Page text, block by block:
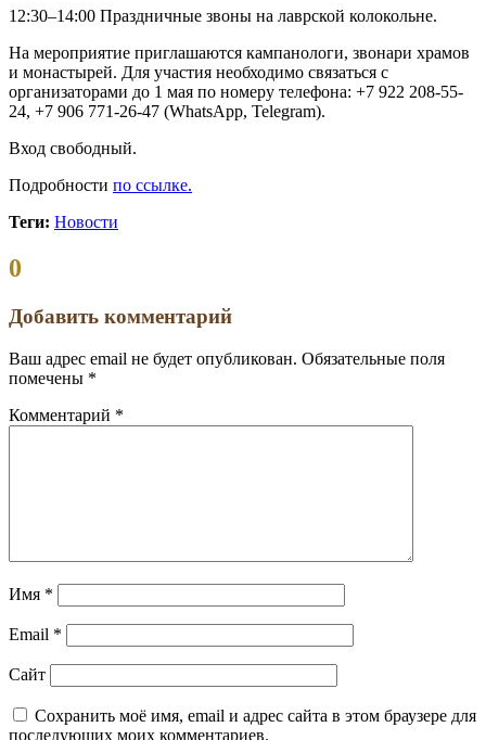
12:30–14:00 Праздничные звоны на лаврской колокольне.
На мероприятие приглашаются кампанологи, звонари храмов
и монастырей. Для участия необходимо связаться с
организаторами до 1 мая по номеру телефона: +7 922 208-55-
24, +7 906 771-26-47 (WhatsApp, Telegram).
Вход свободный.
Подробности по ссылке.
Теги: Новости
Комментариев:
0
Добавить комментарий
Ваш адрес email не будет опубликован. Обязательные поля
помечены *
Комментарий *
Имя *
Email *
Сайт
Сохранить моё имя, email и адрес сайта в этом браузере для
последующих моих комментариев.